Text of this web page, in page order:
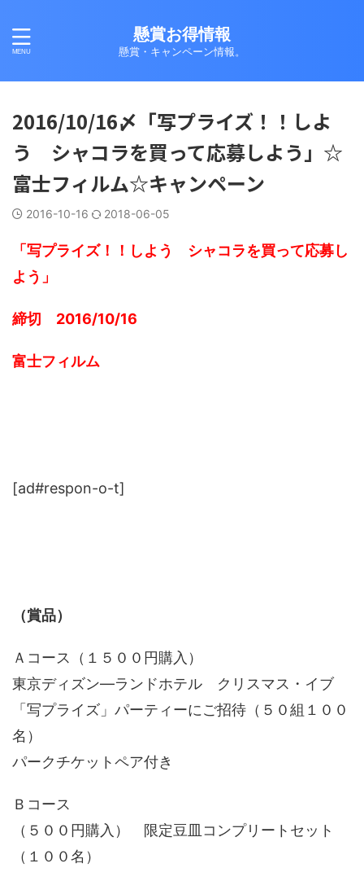
懸賞お得情報
懸賞・キャンペーン情報。
2016/10/16〆「写プライズ！！しよ
う シャコラを買って応募しよう」☆
富士フィルム☆キャンペーン
2016-10-16 2018-06-05
「写プライズ！！しよう シャコラを買って応募し
よう」
締切 2016/10/16
富士フィルム
[ad#respon-o-t]
（賞品）
Ａコース（１５００円購入）
東京ディズン―ランドホテル クリスマス・イブ
「写プライズ」パーティーにご招待（５０組１００
名）
パークチケットペア付き
Ｂコース
（５００円購入） 限定豆皿コンプリートセット
（１００名）